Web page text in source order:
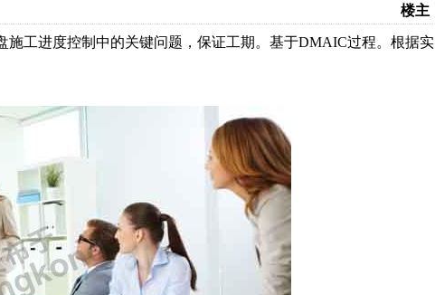
楼主
工进度控制中的关键问题，保证工期。基于DMAIC过程。根据实